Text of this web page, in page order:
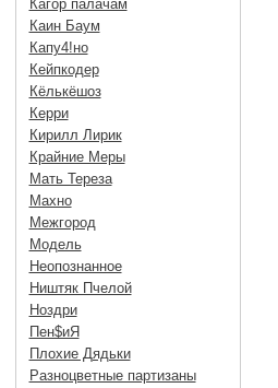
Кагор палачам
Каин Баум
Капу4!но
Кейпкодер
Кёлькёшоз
Керри
Кирилл Лирик
Крайние Меры
Мать Тереза
Махно
Межгород
Модель
Неопознанное
Ништяк Пчелой
Ноздри
Пен$иЯ
Плохие Дядьки
Разноцветные партизаны